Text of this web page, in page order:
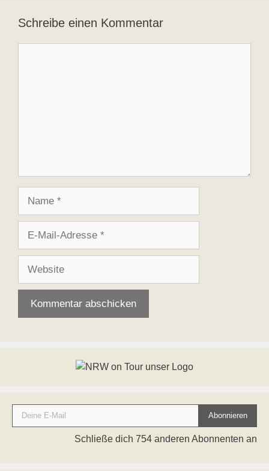
Schreibe einen Kommentar
Adresse
Deine E-Mail
Abonnieren
Schließe dich 754 anderen Abonnenten an